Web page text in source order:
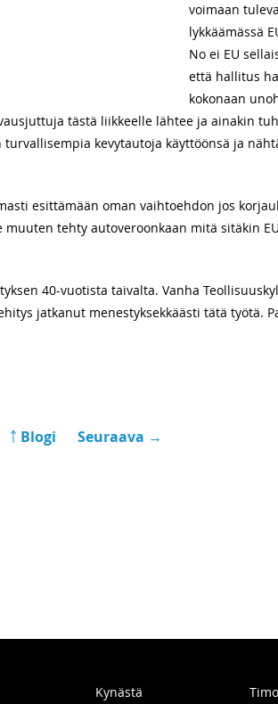
voimaan
lykkäämässä
No ei EU
että hallitus
kokonaan
tästä liikkeelle lähtee ja ainakin
kevytautoja käyttöönsä ja
esittämään oman vaihtoehdon jos
tehty autoveroonkaan mitä sitäkin
40-vuotista taivalta. Vanha
jatkanut menestyksekkäästi tätä työtä.
￪ Blogi Seuraava →
Kynästä